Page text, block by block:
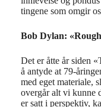
tingene som omgir
Bob Dylan:
Det er åtte år siden
å antyde at 79-
med eget materiale,
overgår alt vi kunne
er satt i perspektiv,